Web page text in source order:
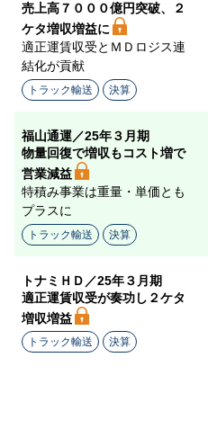
売上高７０００億円突破、２
ケタ増収増益に
適正運賃収受とＭＤロジス連
結化が貢献
トラック輸送 決算
福山通運／25年３月期
物量回復で増収もコスト増で
営業減益
特積み事業は重量・単価とも
プラスに
トラック輸送 決算
トナミＨＤ／25年３月期
適正運賃収受が奏功し２ケタ
増収増益
トラック輸送 決算